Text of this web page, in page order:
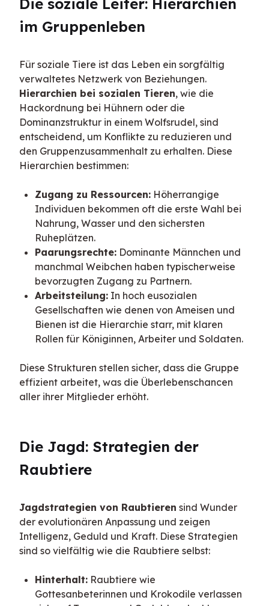
Die soziale Leiter: Hierarchien
im Gruppenleben
Für soziale Tiere ist das Leben ein sorgfältig
Hierarchien bei sozialen Tieren, wie die
Hackordnung bei Hühnern oder die
Dominanzstruktur in einem Wolfsrudel, sind
entscheidend, um Konflikte zu reduzieren und
den Gruppenzusammenhalt zu erhalten. Diese
Hierarchien bestimmen:
Zugang zu Ressourcen: Höherrangige
Individuen bekommen oft die erste Wahl bei
Nahrung, Wasser und den sichersten
Ruheplätzen.
Paarungsrechte: Dominante Männchen und
manchmal Weibchen haben typischerweise
bevorzugten Zugang zu Partnern.
Arbeitsteilung: In hoch eusozialen
Gesellschaften wie denen von Ameisen und
Bienen ist die Hierarchie starr, mit klaren
Rollen für Königinnen, Arbeiter und Soldaten.
Diese Strukturen stellen sicher, dass die Gruppe
effizient arbeitet, was die Überlebenschancen
aller ihrer Mitglieder erhöht.
Die Jagd: Strategien der
Raubtiere
Jagdstrategien von Raubtieren sind Wunder
der evolutionären Anpassung und zeigen
Intelligenz, Geduld und Kraft. Diese Strategien
sind so vielfältig wie die Raubtiere selbst:
Hinterhalt: Raubtiere wie
Gottesanbeterinnen und Krokodile verlassen